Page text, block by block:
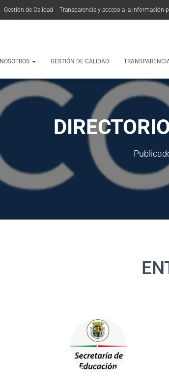
Gestión de Calidad Transparencia y acceso a la información
NOSOTROS GESTIÓN DE CALIDAD